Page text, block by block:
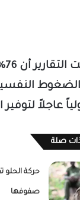
النفسية
عاجلاً
صلة
حركة الحلو
صفوفها